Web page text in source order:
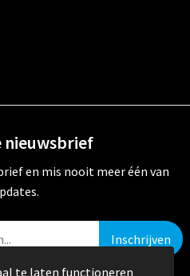
nieuwsbrief
en mis nooit meer één van
te laten functioneren